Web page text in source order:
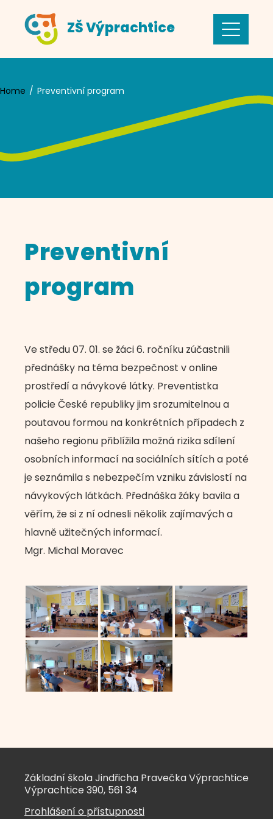
content
ZŠ Výprachtice
Home Preventivní program
Preventivní
program
Ve středu 07. 01. se žáci 6. ročníku zúčastnili
přednášky na téma bezpečnost v online
prostředí a návykové látky. Preventistka
policie České republiky jim srozumitelnou a
poutavou formou na konkrétních případech z
našeho regionu přiblížila možná rizika sdílení
osobních informací na sociálních sítích a poté
je seznámila s nebezpečím vzniku závislostí na
návykových látkách. Přednáška žáky bavila a
věřím, že si z ní odnesli několik zajímavých a
hlavně užitečných informací.
Mgr. Michal Moravec
Základní škola Jindřicha Pravečka Výprachtice
Výprachtice 390, 561 34
Prohlášení o přístupnosti